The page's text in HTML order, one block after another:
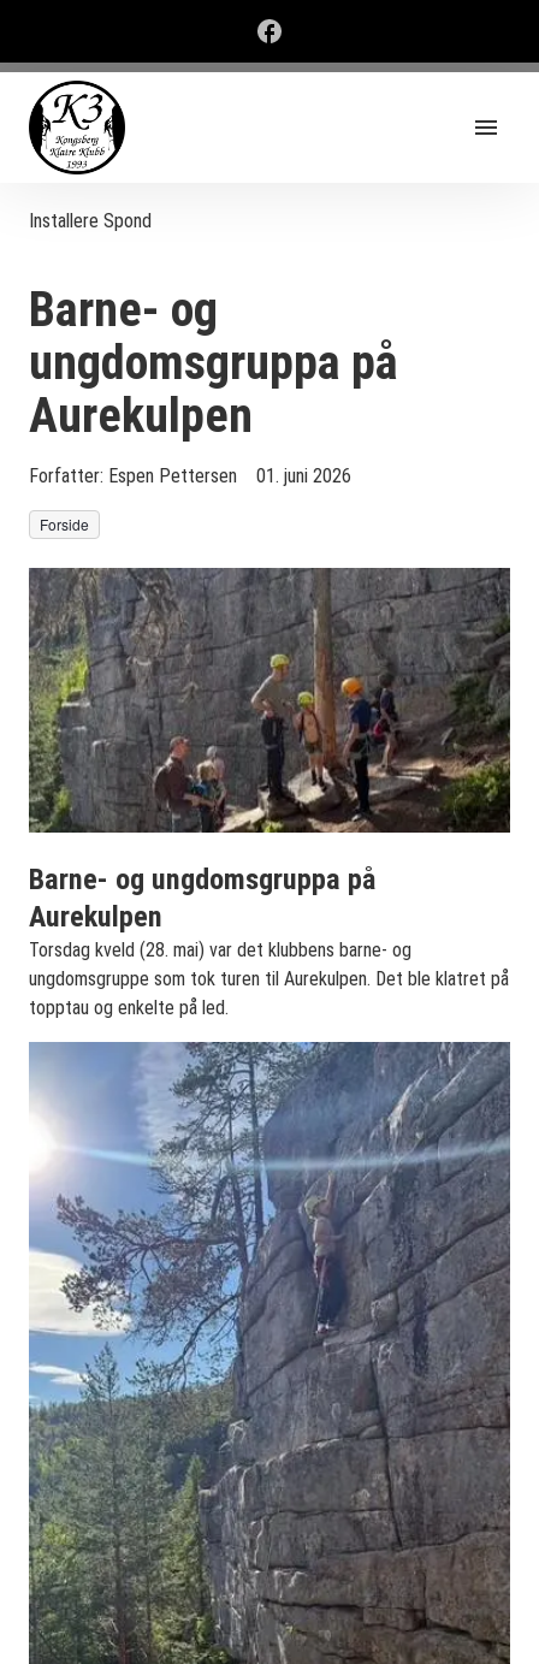
Installere Spond
Barne- og
ungdomsgruppa på
Aurekulpen
Forfatter: Espen Pettersen 01. juni 2026
Forside
Barne- og ungdomsgruppa på
Aurekulpen
Torsdag kveld (28. mai) var det klubbens barne- og
ungdomsgruppe som tok turen til Aurekulpen. Det ble klatret på
topptau og enkelte på led.